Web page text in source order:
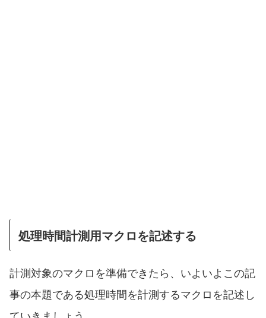
処理時間計測用マクロを記述する
計測対象のマクロを準備できたら、いよいよこの記
事の本題である処理時間を計測するマクロを記述し
ていきましょう。